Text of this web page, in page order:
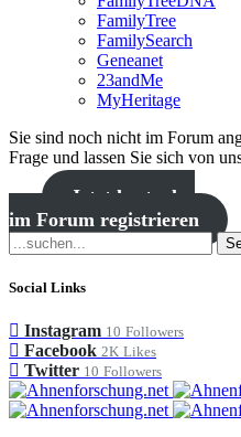
FamilyTree
FamilySearch
Geneanet
23andMe
MyHeritage
Sie sind noch nicht im Forum
Frage und lassen Sie sich von
Jetzt kostenlos
im Forum registrieren
Social Links
Instagram 10 Followers
Facebook 2K Likes
Twitter 10 Followers